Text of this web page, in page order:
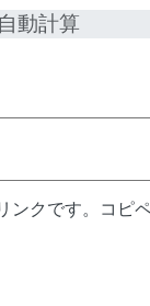
動計算
ンクです。コピ